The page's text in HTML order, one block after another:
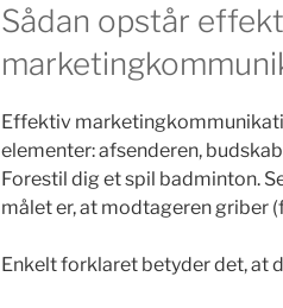
Sådan opstår
Effektiv
elementer: afsenderen,
Forestil dig et spil badminton.
målet er, at modtageren griber
Enkelt forklaret betyder det, at